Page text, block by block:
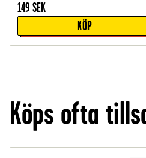
149 SEK
KÖP
Köps ofta